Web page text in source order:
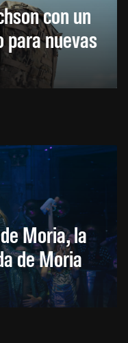
con un
nuevas
Moria, la
de Moria